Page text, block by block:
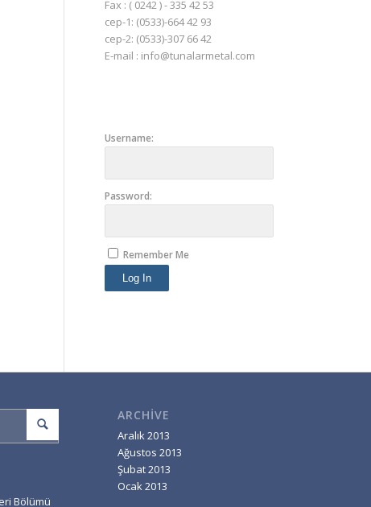
Fax : ( 0242 ) - 335 42 53
cep-1: (0533)-664 42 93
cep-2: (0533)-307 66 42
E-mail : info@tunalarmetal.com
Username:
Password:
Remember Me
Log In
Bölümü
ARCHIVE
Aralık 2013
Ağustos 2013
Şubat 2013
Ocak 2013